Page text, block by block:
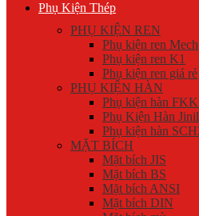
Phụ Kiện Thép
PHỤ KIỆN REN
Phụ kiện ren Mech
Phụ kiện ren K1
Phụ kiện ren giá rẻ
PHỤ KIỆN HÀN
Phụ kiện hàn
Phụ Kiện Hàn
Phụ kiện hàn
MẶT BÍCH
Mặt bích JIS
Mặt bích BS
Mặt bích ANSI
Mặt bích DIN